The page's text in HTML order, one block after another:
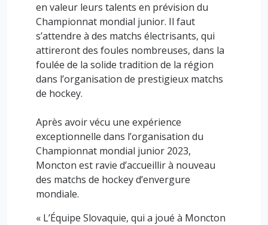
en valeur leurs talents en prévision du
Championnat mondial junior. Il faut
s’attendre à des matchs électrisants, qui
attireront des foules nombreuses, dans la
foulée de la solide tradition de la région
dans l’organisation de prestigieux matchs
de hockey.
Après avoir vécu une expérience
exceptionnelle dans l’organisation du
Championnat mondial junior 2023,
Moncton est ravie d’accueillir à nouveau
des matchs de hockey d’envergure
mondiale.
« L’Équipe Slovaquie, qui a joué à Moncton